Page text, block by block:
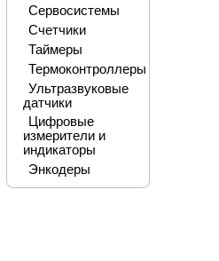
Сервосистемы
Счетчики
Таймеры
Термоконтроллеры
Ультразвуковые
датчики
Цифровые
измерители и
индикаторы
Энкодеры